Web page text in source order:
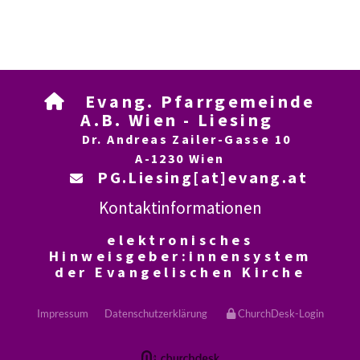

Evang. Pfarrgemeinde
A.B. Wien - Liesing
Dr. Andreas Zailer-Gasse 10
A-1230 Wien
 PG.Liesing[at]evang.at
Kontaktinformationen
elektronisches
Hinweisgeber:innensystem
der Evangelischen Kirche
Impressum Datenschutzerklärung ChurchDesk-Login